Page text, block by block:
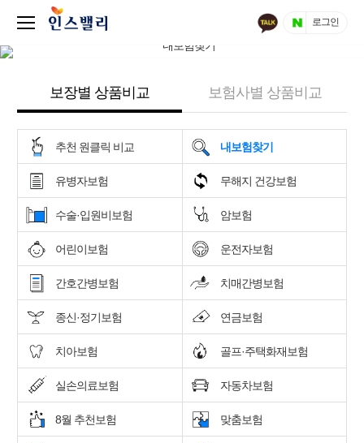
로그인
보장별 상품비교 보험사별 상품비교
추천 원클릭 비교 내보험찾기
유병자보험 무해지 건강보험
수술·입원비보험 암보험
어린이보험 운전자보험
간호간병보험 치매간병보험
종신·정기보험 연금보험
치아보험 골프·주택화재보험
실손의료보험 자동차보험
8월 추천보험 맞춤보험